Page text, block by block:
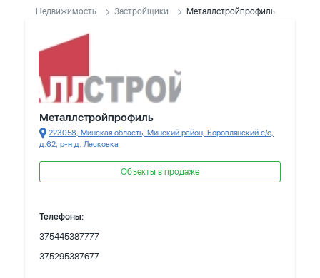
Недвижимость Застройщики Металлстройпрофиль
Металлстройпрофиль
223058, Минская область, Минский район, Боровлянский с/с,
д.62, р-н д. Лесковка
Объекты в продаже
Телефоны:
375445387777
375295387677